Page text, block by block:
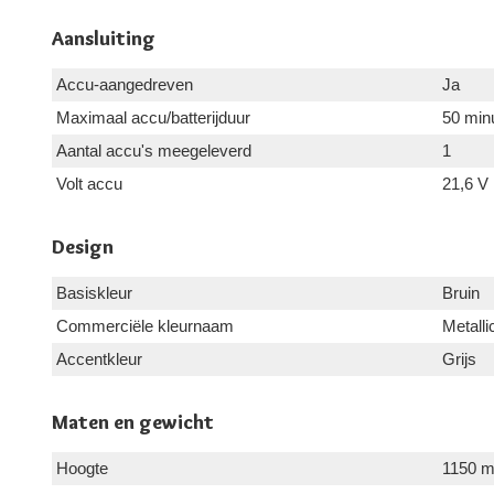
Aansluiting
Accu-aangedreven
Ja
Maximaal accu/batterijduur
50
Aantal accu's meegeleverd
1
Volt accu
21,6 V
Design
Basiskleur
Bruin
Commerciële kleurnaam
Accentkleur
Grijs
Maten en gewicht
Hoogte
1150